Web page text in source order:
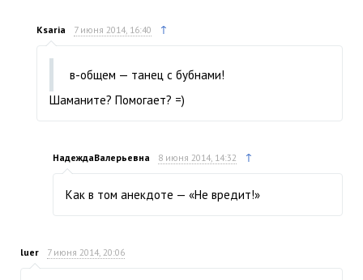
Ksaria 7 июня 2014, 16:40 ↑
в-общем — танец с бубнами!
Шаманите? Помогает? =)
НадеждаВалерьевна 8 июня 2014, 14:32 ↑
Как в том анекдоте — «Не вредит!»
luer 7 июня 2014, 20:06